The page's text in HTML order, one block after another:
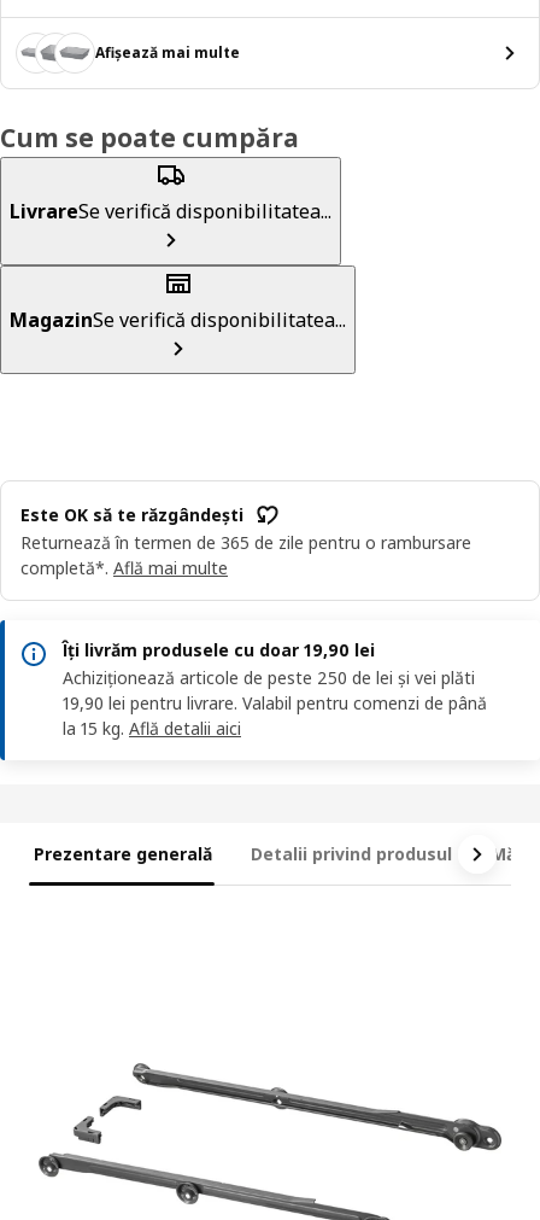
Afișează mai multe
Cum se poate cumpăra
LivrareSe verifică disponibilitatea...
MagazinSe verifică disponibilitatea...
Este OK să te răzgândești
Returnează în termen de 365 de zile pentru o rambursare
completă*. Află mai multe
Îți livrăm produsele cu doar 19,90 lei
Achiziționează articole de peste 250 de lei și vei plăti
19,90 lei pentru livrare. Valabil pentru comenzi de până
la 15 kg. Află detalii aici
Prezentare generală Detalii privind produsul